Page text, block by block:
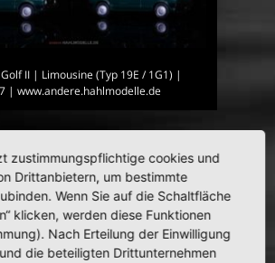
II | Limousine (Typ 19E / 1G1) |
| www.andere.hahlmodelle.de
| Opel in
zustimmungspflichtige cookies und
Drittanbietern, um bestimmte
Wenn Sie auf die Schaltfläche
klicken, werden diese Funktionen
Nach Erteilung der Einwilligung
die beteiligten Drittunternehmen